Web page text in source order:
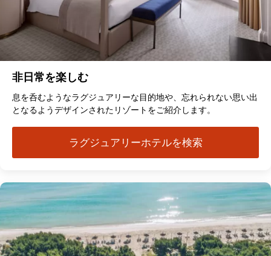
非日常を楽しむ
息を呑むようなラグジュアリーな目的地や、忘れられない思い出
となるようデザインされたリゾートをご紹介します。
ラグジュアリーホテルを検索